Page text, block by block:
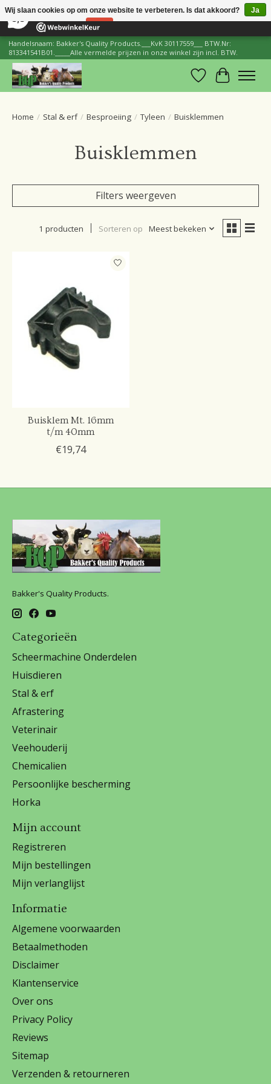
206 Reviews ×
Handelsnaam: Bakker's Quality Products.___KvK 30117559___ BTW.Nr:
813341541B01._____Alle vermelde prijzen in onze winkel zijn incl. BTW.
Verlanglijst
Home / Stal & erf / Besproeiing / Tyleen / Buisklemmen
Buisklemmen
Filters weergeven
1 producten Sorteren op Meest bekeken
Buisklem Mt. 16mm
t/m 40mm
€19,74
Bakker's Quality Products.
Categorieën
Scheermachine Onderdelen
Huisdieren
Stal & erf
Afrastering
Veterinair
Veehouderij
Chemicalien
Persoonlijke bescherming
Horka
Mijn account
Registreren
Mijn bestellingen
Mijn verlanglijst
Informatie
Algemene voorwaarden
Betaalmethoden
Disclaimer
Klantenservice
Over ons
Privacy Policy
Reviews
Sitemap
Verzenden & retourneren
Wij slaan cookies op om onze website te verbeteren. Is dat akkoord?
Ja
Nee